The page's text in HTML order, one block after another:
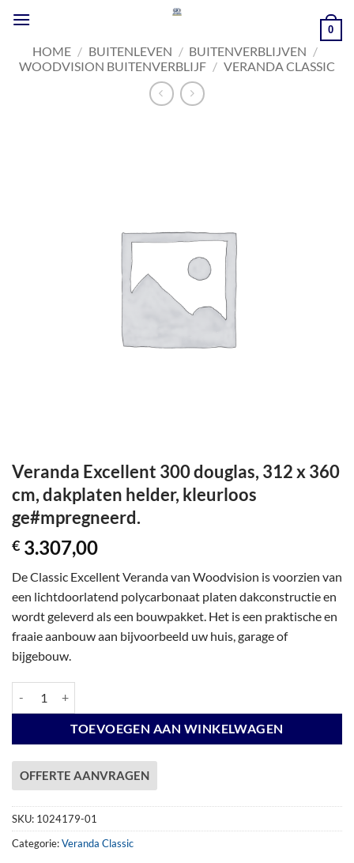
naar
inhoud
0
HOME / BUITENLEVEN / BUITENVERBLIJVEN /
WOODVISION BUITENVERBLIJF / VERANDA CLASSIC
Veranda Excellent 300 douglas, 312 x 360
cm, dakplaten helder, kleurloos
ge#mpregneerd.
€ 3.307,00
De Classic Excellent Veranda van Woodvision is voorzien van
een lichtdoorlatend polycarbonaat platen dakconstructie en
wordt geleverd als een bouwpakket. Het is een praktische en
fraaie aanbouw aan bijvoorbeeld uw huis, garage of
bijgebouw.
TOEVOEGEN AAN WINKELWAGEN
OFFERTE AANVRAGEN
SKU: 1024179-01
Categorie:Veranda Classic